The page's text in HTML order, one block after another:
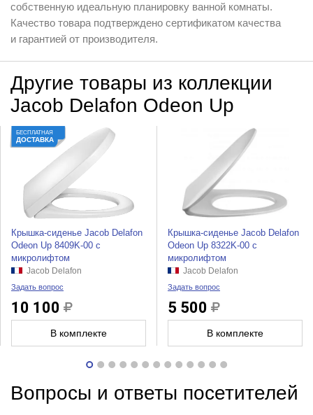
собственную идеальную планировку ванной комнаты.
Качество товара подтверждено сертификатом качества
и гарантией от производителя.
Другие товары из коллекции
Jacob Delafon Odeon Up
БЕСПЛАТНАЯ
ДОСТАВКА
Крышка-сиденье Jacob Delafon
Odeon Up 8409K-00 с
микролифтом
Jacob Delafon
Задать вопрос
10 100
В комплекте
Крышка-сиденье Jacob Delafon
Odeon Up 8322K-00 с
микролифтом
Jacob Delafon
Задать вопрос
5 500
В комплекте
Вопросы и ответы посетителей